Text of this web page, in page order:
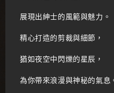
展現出紳士的風範與魅力。
精心打造的剪裁與細節，
猶如夜空中閃爍的星辰，
為你帶來浪漫與神秘的氣息